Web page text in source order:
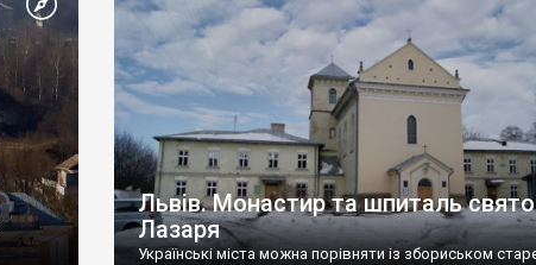
Львів. Монастир та шпиталь
Лазаря
Українські міста можна порівняти із збориськом